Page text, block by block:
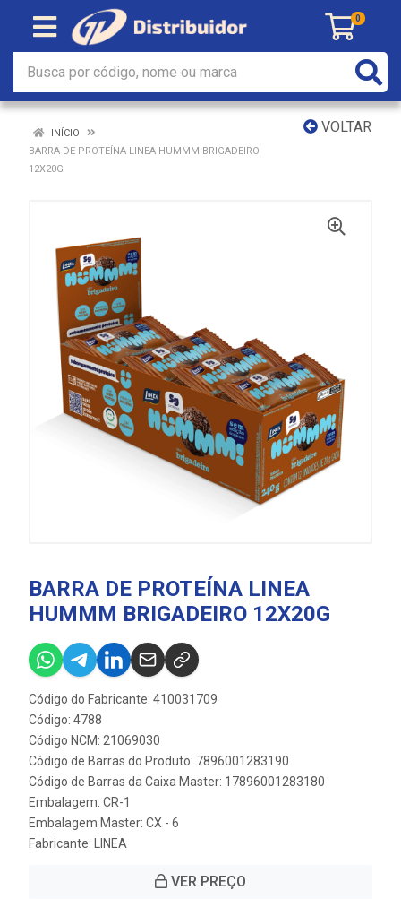
0
VOLTAR
INÍCIO
BARRA DE PROTEÍNA LINEA HUMMM BRIGADEIRO
12X20G
BARRA DE PROTEÍNA LINEA
HUMMM BRIGADEIRO 12X20G
Código do Fabricante: 410031709
Código: 4788
Código NCM: 21069030
Código de Barras do Produto: 7896001283190
Código de Barras da Caixa Master: 17896001283180
Embalagem: CR-1
Embalagem Master: CX - 6
Fabricante:
LINEA
VER PREÇO